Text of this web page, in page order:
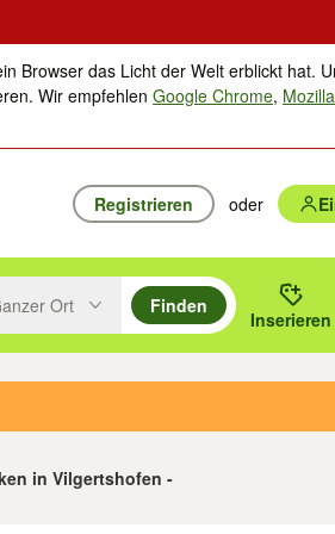
Browser das Licht der Welt erblickt hat.
Wir empfehlenGoogle Chrome,
Registrieren oder
oben/unten durchsuchen und mit
drücken um zu suchen, oder
Ort
Finden
Inserieren
in Vilgertshofen -